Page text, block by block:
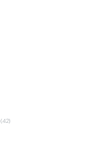
(42)